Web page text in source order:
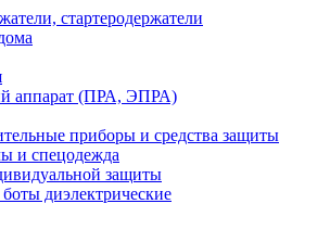
стартеродержатели
аппарат (ПРА, ЭПРА)
приборы и средства защиты
и спецодежда
защиты
диэлектрические